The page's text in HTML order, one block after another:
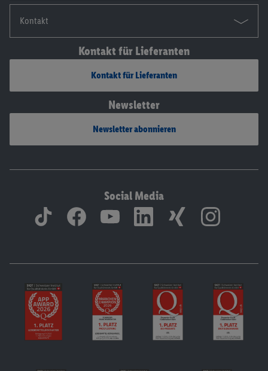
Kontakt
Kontakt für Lieferanten
Kontakt für Lieferanten
Newsletter
Newsletter abonnieren
Social Media